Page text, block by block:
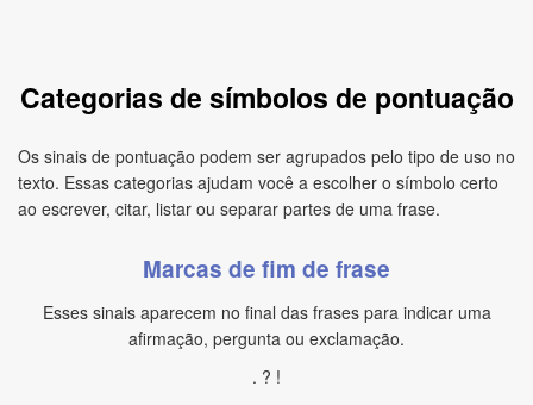
Categorias de símbolos de pontuação
Os sinais de pontuação podem ser agrupados pelo tipo de uso no
texto. Essas categorias ajudam você a escolher o símbolo certo
ao escrever, citar, listar ou separar partes de uma frase.
Marcas de fim de frase
Esses sinais aparecem no final das frases para indicar uma
afirmação, pergunta ou exclamação.
. ? !